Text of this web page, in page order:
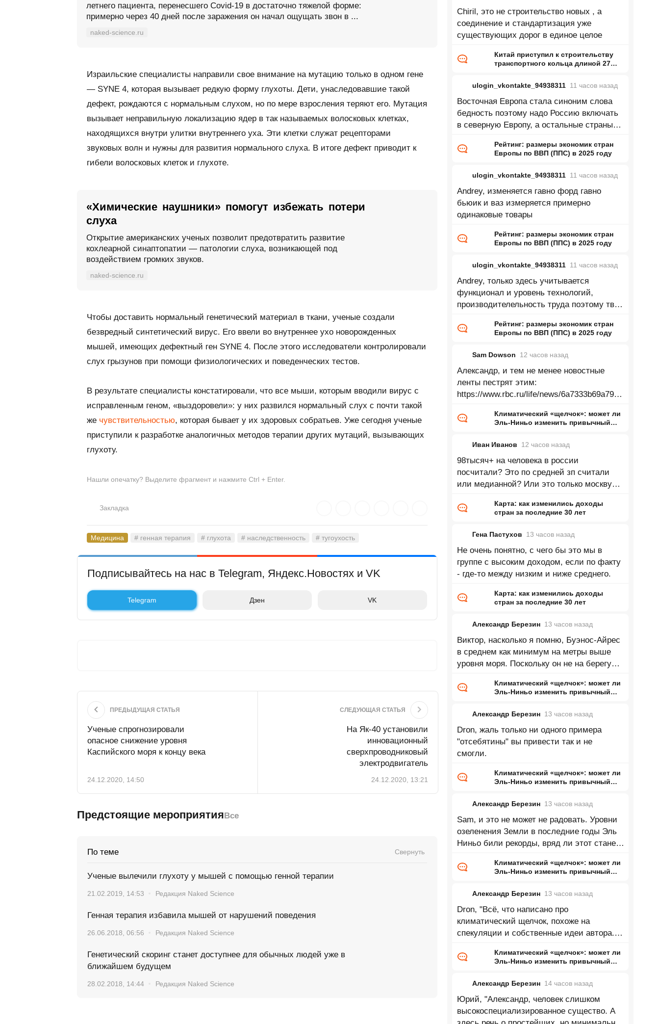
летнего пациента, перенесшего Covid-19 в достаточно тяжелой форме:
примерно через 40 дней после заражения он начал ощущать звон в ...
naked-science.ru
Израильские специалисты направили свое внимание на мутацию только в одном гене
— SYNE 4, которая вызывает редкую форму глухоты. Дети, унаследовавшие такой
дефект, рождаются с нормальным слухом, но по мере взросления теряют его. Мутация
вызывает неправильную локализацию ядер в так называемых волосковых клетках,
находящихся внутри улитки внутреннего уха. Эти клетки служат рецепторами
звуковых волн и нужны для развития нормального слуха. В итоге дефект приводит к
гибели волосковых клеток и глухоте.
«Химические наушники» помогут избежать потери
слуха
Открытие американских ученых позволит предотвратить развитие
кохлеарной синаптопатии — патологии слуха, возникающей под
воздействием громких звуков.
naked-science.ru
Чтобы доставить нормальный генетический материал в ткани, ученые создали
безвредный синтетический вирус. Его ввели во внутреннее ухо новорожденных
мышей, имеющих дефектный ген SYNE 4. После этого исследователи контролировали
слух грызунов при помощи физиологических и поведенческих тестов.
В результате специалисты констатировали, что все мыши, которым вводили вирус с
исправленным геном, «выздоровели»: у них развился нормальный слух с почти такой
же чувствительностью, которая бывает у их здоровых собратьев. Уже сегодня ученые
приступили к разработке аналогичных методов терапии других мутаций, вызывающих
глухоту.
Нашли опечатку? Выделите фрагмент и нажмите Ctrl + Enter.
Закладка
Медицина # генная терапия # глухота # наследственность # тугоухость
Подписывайтесь на нас в Telegram, Яндекс.Новостях и VK
Telegram Дзен VK
ПРЕДЫДУЩАЯ СТАТЬЯ
Ученые спрогнозировали
опасное снижение уровня
Каспийского моря к концу века
24.12.2020, 14:50
СЛЕДУЮЩАЯ СТАТЬЯ
На Як-40 установили
инновационный
сверхпроводниковый
электродвигатель
24.12.2020, 13:21
Предстоящие мероприятияВсе
По теме Свернуть
Ученые вылечили глухоту у мышей с помощью генной терапии
21.02.2019, 14:53 Редакция Naked Science
Генная терапия избавила мышей от нарушений поведения
26.06.2018, 06:56 Редакция Naked Science
Генетический скоринг станет доступнее для обычных людей уже в
ближайшем будущем
28.02.2018, 14:44 Редакция Naked Science
Chiril, это не строительство новых , а
соединение и стандартизация уже
существующих дорог в единое целое
Китай приступил к строительству
транспортного кольца длиной 27
ulogin_vkontakte_94938311 11 часов назад
Восточная Европа стала синоним слова
бедность поэтому надо Россию включать
в северную Европу, а остальные страны
Рейтинг: размеры экономик стран
Европы по ВВП (ППС) в 2025 году
ulogin_vkontakte_94938311 11 часов назад
Andrey, изменяется гавно форд гавно
бьюик и ваз измеряется примерно
одинаковые товары
Рейтинг: размеры экономик стран
Европы по ВВП (ППС) в 2025 году
ulogin_vkontakte_94938311 11 часов назад
Andrey, только здесь учитывается
функционал и уровень технологий,
производителельность труда поэтому твой
Рейтинг: размеры экономик стран
Европы по ВВП (ППС) в 2025 году
Sam Dowson 12 часов назад
Александр, и тем не менее новостные
ленты пестрят этим:
https://www.rbc.ru/life/news/6a7333b69a7947
Аттакама, Аризона, Гоби, Такламакан и
Климатический «щелчок»: может ли
Эль-Ниньо изменить привычный
Иван Иванов
12 часов назад
98тысяч+ на человека в россии
посчитали? Это по средней зп считали
или медианной? Или это только москву
доля
Карта: как изменились доходы
стран за последние 30 лет
Гена Пастухов 13 часов назад
Не очень понятно, с чего бы это мы в
группе с высоким доходом, если по факту
- где-то между низким и ниже среднего.
Карта: как изменились доходы
стран за последние 30 лет
Александр Березин 13 часов назад
Виктор, насколько я помню, Буэнос-Айрес
в среднем как минимум на метры выше
уровня моря. Поскольку он не на берегу
Климатический «щелчок»: может ли
Эль-Ниньо изменить привычный
Александр Березин 13 часов назад
Dron, жаль только ни одного примера
"отсебятины" вы привести так и не
смогли.
Климатический «щелчок»: может ли
Эль-Ниньо изменить привычный
Александр Березин 13 часов назад
Sam, и это не может не радовать. Уровни
озеленения Земли в последние годы Эль
Ниньо били рекорды, вряд ли этот станет
Климатический «щелчок»: может ли
Эль-Ниньо изменить привычный
Александр Березин 13 часов назад
Dron, "Всё, что написано про
климатический щелчок, похоже на
спекуляции и собственные идеи автора.
предсказывающихКлиматический «щелчок»: может ли
Эль-Ниньо изменить привычный
Александр Березин 14 часов назад
Юрий, "Александр, человек слишком
высокоспециализированное существо. А